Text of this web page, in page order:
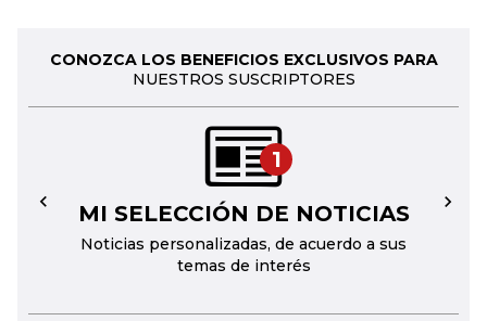
CONOZCA LOS BENEFICIOS EXCLUSIVOS PARA
NUESTROS SUSCRIPTORES
1
MI SELECCIÓN DE NOTICIAS
Noticias personalizadas, de acuerdo a sus
temas de interés
← →